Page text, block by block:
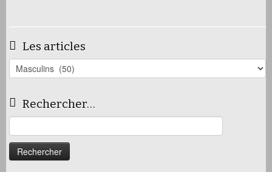
Les articles
Les
articles
Rechercher…